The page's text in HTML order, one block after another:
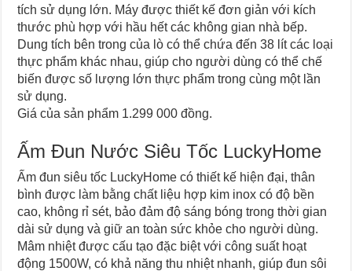
tích sử dụng lớn. Máy được thiết kế đơn giản với kích
thước phù hợp với hầu hết các không gian nhà bếp.
Dung tích bên trong của lò có thể chứa đến 38 lít các loại
thực phẩm khác nhau, giúp cho người dùng có thể chế
biến được số lượng lớn thực phẩm trong cùng một lần
sử dụng.
Giá của sản phẩm 1.299 000 đồng.
Ấm Đun Nước Siêu Tốc LuckyHome
Ấm đun siêu tốc LuckyHome có thiết kế hiện đại, thân
bình được làm bằng chất liệu hợp kim inox có độ bền
cao, không rỉ sét, bảo đảm độ sáng bóng trong thời gian
dài sử dụng và giữ an toàn sức khỏe cho người dùng.
Mâm nhiệt được cấu tạo đặc biệt với công suất hoạt
động 1500W, có khả năng thu nhiệt nhanh, giúp đun sôi